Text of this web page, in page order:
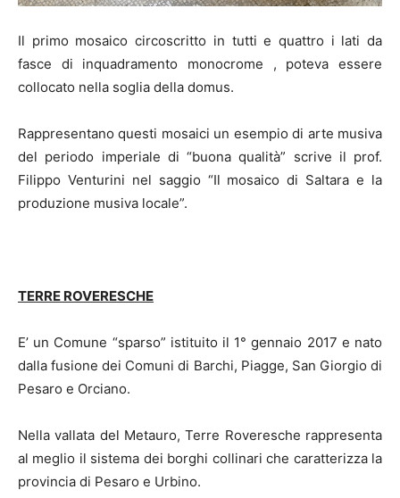
Il primo mosaico circoscritto in tutti e quattro i lati da
fasce di inquadramento monocrome , poteva essere
collocato nella soglia della domus.
Rappresentano questi mosaici un esempio di arte musiva
del periodo imperiale di “buona qualità” scrive il prof.
Filippo Venturini nel saggio “Il mosaico di Saltara e la
produzione musiva locale”.
TERRE ROVERESCHE
E’ un Comune “sparso” istituito il 1° gennaio 2017 e nato
dalla fusione dei Comuni di Barchi, Piagge, San Giorgio di
Pesaro e Orciano.
Nella vallata del Metauro, Terre Roveresche rappresenta
al meglio il sistema dei borghi collinari che caratterizza la
provincia di Pesaro e Urbino.